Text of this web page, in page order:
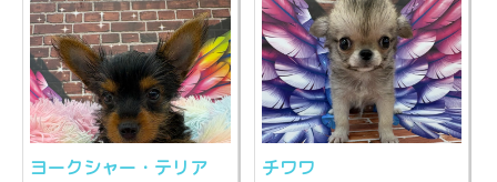
ヨークシャー・テリア チワワ